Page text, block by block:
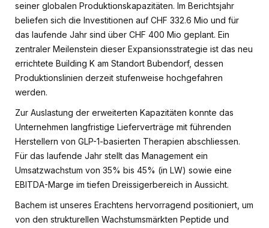
seiner globalen Produktionskapazitäten. Im Berichtsjahr
beliefen sich die Investitionen auf CHF 332.6 Mio und für
das laufende Jahr sind über CHF 400 Mio geplant. Ein
zentraler Meilenstein dieser Expansionsstrategie ist das neu
errichtete Building K am Standort Bubendorf, dessen
Produktionslinien derzeit stufenweise hochgefahren
werden.
Zur Auslastung der erweiterten Kapazitäten konnte das
Unternehmen langfristige Lieferverträge mit führenden
Herstellern von GLP-1-basierten Therapien abschliessen.
Für das laufende Jahr stellt das Management ein
Umsatzwachstum von 35% bis 45% (in LW) sowie eine
EBITDA-Marge im tiefen Dreissigerbereich in Aussicht.
Bachem ist unseres Erachtens hervorragend positioniert, um
von den strukturellen Wachstumsmärkten Peptide und